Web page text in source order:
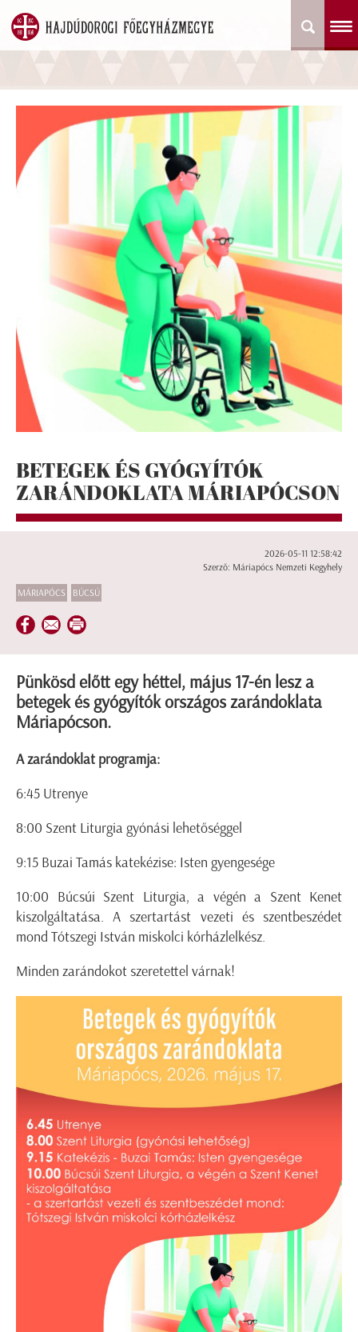
BETEGEK ÉS GYÓGYÍTÓK
ZARÁNDOKLATA MÁRIAPÓCSON
2026-05-11 12:58:42
Szerző: Máriapócs Nemzeti Kegyhely
MÁRIAPÓCS BÚCSÚ
Pünkösd előtt egy héttel, május 17-én lesz a
betegek és gyógyítók országos zarándoklata
Máriapócson.
A zarándoklat programja:
6:45 Utrenye
8:00 Szent Liturgia gyónási lehetőséggel
9:15 Buzai Tamás katekézise: Isten gyengesége
10:00 Búcsúi Szent Liturgia, a végén a Szent Kenet
kiszolgáltatása. A szertartást vezeti és szentbeszédet
mond Tótszegi István miskolci kórházlelkész.
Minden zarándokot szeretettel várnak!